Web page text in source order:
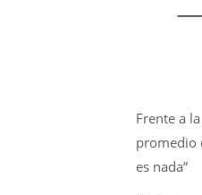
—
Frente a
promedio
es nada”